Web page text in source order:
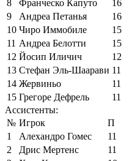
8
Франческо Капуто
16
9
Андреа Петанья
16
10 Чиро Иммобиле
15
11 Андреа Белотти
15
12 Йосип Иличич
12
13 Стефан Эль-Шаарави 11
14 Жервиньо
11
15 Грегоре Дефрель
11
Ассистенты:
№ Игрок
П
1
Алехандро Гомес
11
2
Дрис Мертенс
11